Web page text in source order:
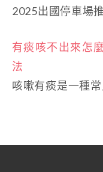
2025出國停車場
有痰咳不出來怎
法
咳嗽有痰是一種